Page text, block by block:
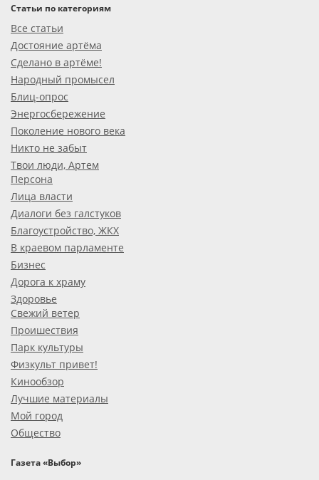
Статьи по категориям
Все статьи
Достояние артёма
Сделано в артёме!
Народный промысел
Блиц-опрос
Энергосбережение
Поколение нового века
Никто не забыт
Твои люди, Артем
Персона
Лица власти
Диалоги без галстуков
Благоустройство, ЖКХ
В краевом парламенте
Бизнес
Дорога к храму
Здоровье
Свежий ветер
Проишествия
Парк культуры
Физкульт привет!
Кинообзор
Лучшие материалы
Мой город
Общество
Газета «Выбор»